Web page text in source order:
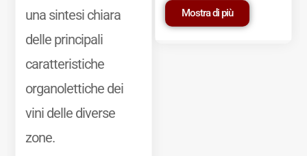
una sintesi chiara
delle principali
caratteristiche
organolettiche dei
vini delle diverse
zone.
Mostra di più